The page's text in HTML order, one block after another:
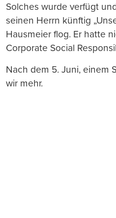
Solches wurde verfügt
seinen Herrn künftig
Hausmeier flog. Er hatte
Corporate Social
Nach dem 5. Juni, einem
wir mehr.